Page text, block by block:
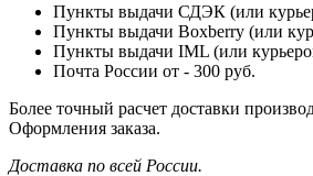
Пункты выдачи СДЭК (или
Пункты выдачи Boxberry (или
Пункты выдачи IML (или
Почта России от - 300 руб.
Более точный расчет доставки
Оформления заказа.
Доставка по всей России.